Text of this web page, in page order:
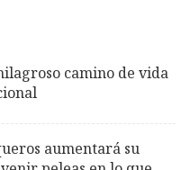
camino de vida
aumentará su